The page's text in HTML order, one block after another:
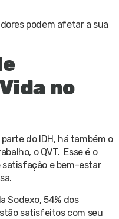
podem afetar a sua
no
do IDH, há também o
o QVT. Esse é o
satisfação e bem-estar
Sodexo, 54% dos
satisfeitos com seu